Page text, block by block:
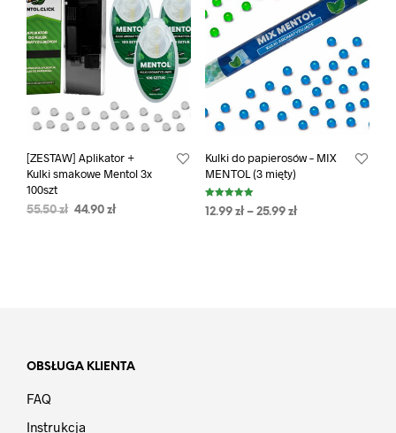
[ZESTAW] Aplikator +
Kulki smakowe Mentol 3x
100szt
55.50zł 44.90 zł
Kulki do papierosów – MIX
MENTOL (3 mięty)
Oceniono
5.00
12.99 zł– 25.99 zł
OBSŁUGA KLIENTA
FAQ
Instrukcja